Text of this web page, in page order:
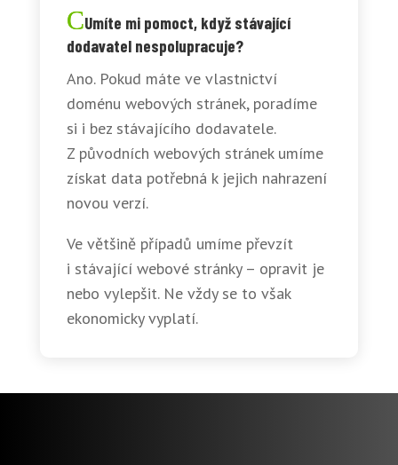
Umíte mi pomoct, když stávající
dodavatel nespolupracuje?
Ano. Pokud máte ve vlastnictví
doménu webových stránek, poradíme
si i bez stávajícího dodavatele.
Z původních webových stránek umíme
získat data potřebná k jejich nahrazení
novou verzí.
Ve většině případů umíme převzít
i stávající webové stránky – opravit je
nebo vylepšit. Ne vždy se to však
ekonomicky vyplatí.